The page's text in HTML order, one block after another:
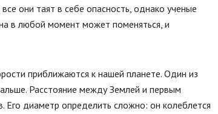
они таят в себе опасность, однако ученые
в любой момент может поменяться, и
приближаются к нашей планете. Один из
Расстояние между Землей и первым
диаметр определить сложно: он колеблется